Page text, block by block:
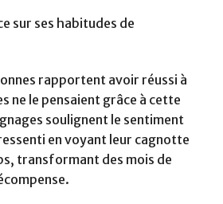
sur ses habitudes de
rapportent avoir réussi à
ne le pensaient grâce à cette
soulignent le sentiment
en voyant leur cagnotte
transformant des mois de